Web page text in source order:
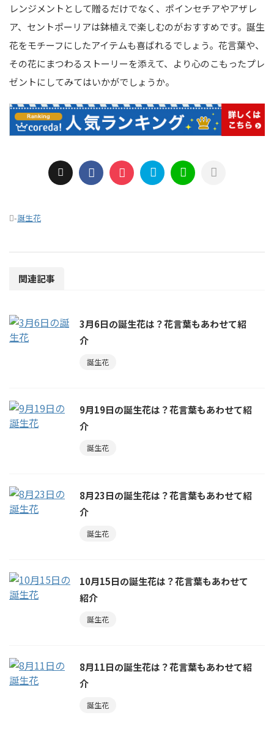
レンジメントとして贈るだけでなく、ポインセチアやアザレ
ア、セントポーリアは鉢植えで楽しむのがおすすめです。誕生
花をモチーフにしたアイテムも喜ばれるでしょう。花言葉や、
その花にまつわるストーリーを添えて、より心のこもったプレ
ゼントにしてみてはいかがでしょうか。
-誕生花
関連記事
3月6日の誕生花は？花言葉もあわせて紹
介
誕生花
9月19日の誕生花は？花言葉もあわせて紹
介
誕生花
8月23日の誕生花は？花言葉もあわせて紹
介
誕生花
10月15日の誕生花は？花言葉もあわせて
紹介
誕生花
8月11日の誕生花は？花言葉もあわせて紹
介
誕生花